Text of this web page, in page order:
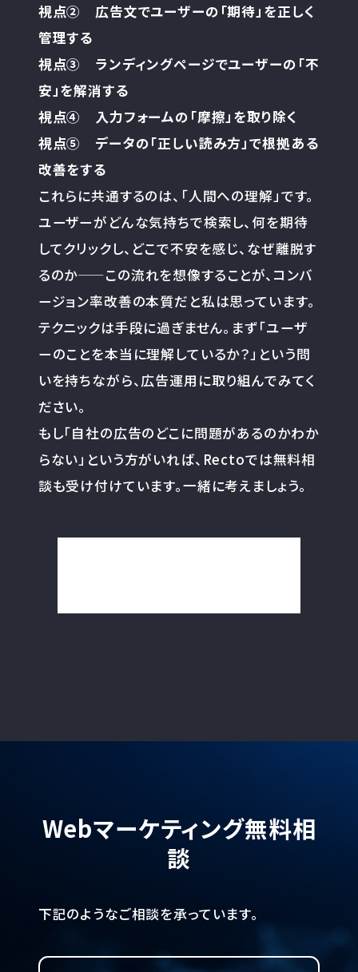
視点② 広告文でユーザーの「期待」を正しく
管理する
視点③ ランディングページでユーザーの「不
安」を解消する
視点④ 入力フォームの「摩擦」を取り除く
視点⑤ データの「正しい読み方」で根拠ある
改善をする
これらに共通するのは、「人間への理解」です。
ユーザーがどんな気持ちで検索し、何を期待
してクリックし、どこで不安を感じ、なぜ離脱す
るのか——この流れを想像することが、コンバ
ージョン率改善の本質だと私は思っています。
テクニックは手段に過ぎません。まず「ユーザ
ーのことを本当に理解しているか？」という問
いを持ちながら、広告運用に取り組んでみてく
ださい。
もし「自社の広告のどこに問題があるのかわか
らない」という方がいれば、Rectoでは無料相
談も受け付けています。一緒に考えましょう。
Webマーケティング無料相
談
下記のようなご相談を承っています。